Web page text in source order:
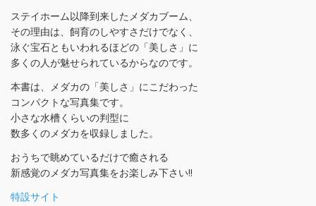
ステイホーム以降到来したメダカブーム、
その理由は、飼育のしやすさだけでなく、
泳ぐ宝石ともいわれるほどの「美しさ」に
多くの人が魅せられているからなのです。
本書は、メダカの「美しさ」にこだわった
コンパクトな写真集です。
小さな水槽くらいの判型に
数多くのメダカを収録しました。
おうちで眺めているだけで癒される
新感覚のメダカ写真集をお楽しみ下さい!!
特設サイト